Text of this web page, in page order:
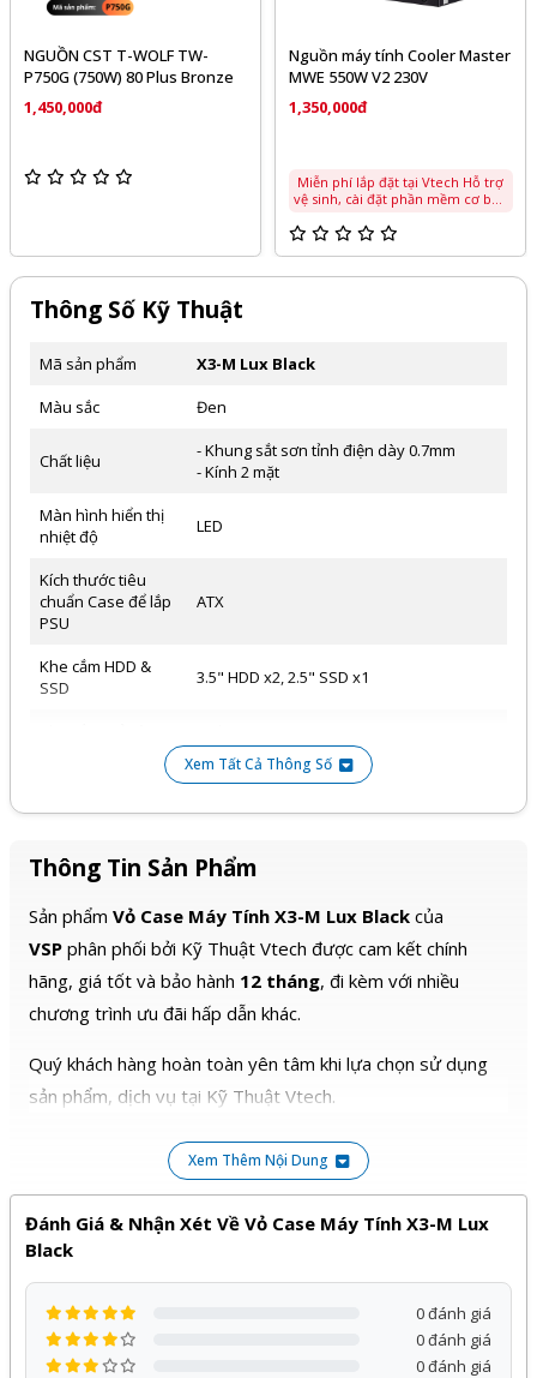
NGUỒN CST T-WOLF TW-
P750G (750W) 80 Plus Bronze
1,450,000đ
Nguồn máy tính Cooler Master
MWE 550W V2 230V
1,350,000đ
Miễn phí lắp đặt tại Vtech Hỗ trợ
vệ sinh, cài đặt phần mềm cơ bản
Thông Tin Sản Phẩm
Sản phẩm Vỏ Case Máy Tính X3-M Lux Black của
VSP phân phối bởi Kỹ Thuật Vtech được cam kết chính
hãng, giá tốt và bảo hành 12 tháng, đi kèm với nhiều
chương trình ưu đãi hấp dẫn khác.
Quý khách hàng hoàn toàn yên tâm khi lựa chọn sử dụng
sản phẩm, dịch vụ tại Kỹ Thuật Vtech.
Xem Thêm Nội Dung
Đánh Giá & Nhận Xét Về Vỏ Case Máy Tính X3-M Lux
Black
0 đánh giá
0 đánh giá
0 đánh giá
Thông Số Kỹ Thuật
Mã sản phẩm
X3-M Lux Black
Màu sắc
Đen
Chất liệu
- Khung sắt sơn tỉnh điện dày 0.7mm
- Kính 2 mặt
Màn hình hiển thị
nhiệt độ
LED
Kích thước tiêu
chuẩn Case để lắp
PSU
ATX
Khe cắm HDD &
SSD
3.5" HDD x2, 2.5" SSD x1
USB3.0 x1, USB 2.0 x2, Audio in/out 3,5mm
Quạt tản nhiệt
360 cooler)
Mặt slide hông B: 2 x 120mm (hỗ trợ tản
Mặt sau: 1 x 120mm
Mặt trên hộc nguồn 3 x 120mm
Lưu ý case chưa kèm fan
CPU tối đa
Chiều dài thẻ VGA
390mm
M-ATX/ITX
Kích thước vỏ case
413 x 210 x 450mm
Lưu ý case chưa kèm fan
Ghi chú mặt kính
Case trang bị màn hình hiển thị nhiệt độ
kèm phần mềm theo case để điều khiển
Xem Tất Cả Thông Số